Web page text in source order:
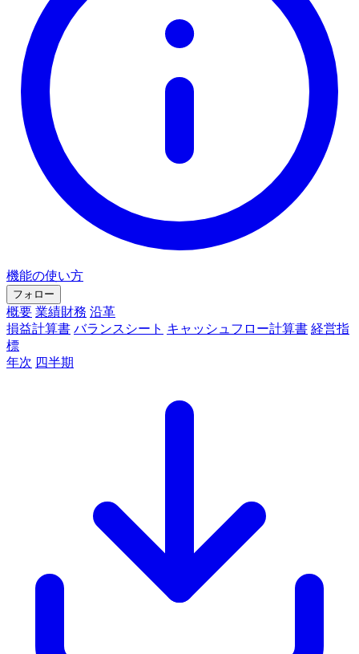
機能の使い方
フォロー
概要 業績財務 沿革
損益計算書 バランスシート キャッシュフロー計算書 経営指
標
年次 四半期